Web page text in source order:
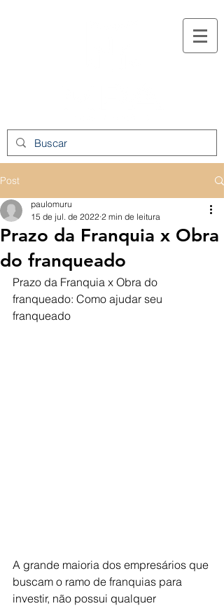
Post
Prazo da Franquia x Obra
do franqueado
paulomuru
15 de jul. de 2022 2 min de leitura
Prazo da Franquia x Obra do
franqueado: Como ajudar seu
franqueado
A grande maioria dos empresários que
buscam o ramo de franquias para
investir, não possui qualquer